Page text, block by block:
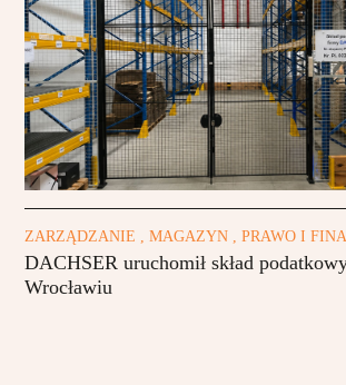
ZARZĄDZANIE , MAGAZYN , PRAWO I
DACHSER uruchomił skład
Wrocławiu